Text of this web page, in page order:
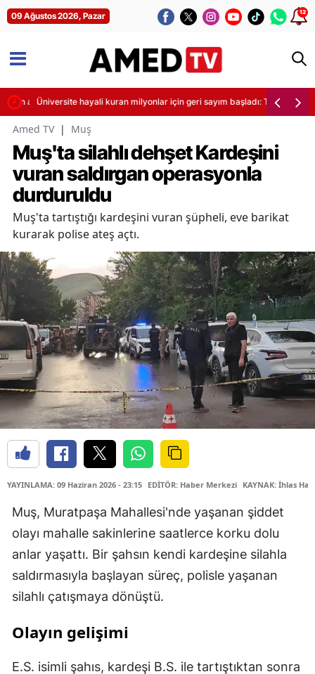
09 Ağustos 2026, Pazar 12
af resmen yürürlükte
Üniversite hayali kuran milyonlar için geri sayım başladı: Tercih
Amed TV | Muş
Muş'ta silahlı dehşet Kardeşini
vuran saldırgan operasyonla
durduruldu
Muş'ta tartıştığı kardeşini vuran şüpheli, eve barikat
kurarak polise ateş açtı.
YAYINLAMA: 09 Haziran 2026 - 23:15 EDİTÖR: Haber Merkezi KAYNAK: İhlas
Muş, Muratpaşa Mahallesi'nde yaşanan şiddet
olayı mahalle sakinlerine saatlerce korku dolu
anlar yaşattı. Bir şahsın kendi kardeşine silahla
saldırmasıyla başlayan süreç, polisle yaşanan
silahlı çatışmaya dönüştü.
Olayın gelişimi
E.S. isimli şahıs, kardeşi B.S. ile tartıştıktan sonra